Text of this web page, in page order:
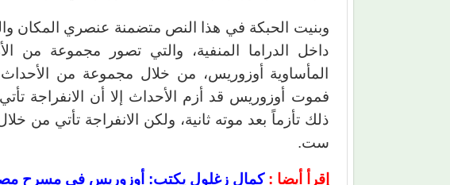
وبنيت الحبكة في هذا النص متضمنة عنصري المكان
داخل الدراما المنفية، والتي تصور مجموعة من
المأساوية أوزوريس، من خلال مجموعة من
فموت أوزوريس قد أزم الأحداث إلا أن الانفراجة
ذلك تأزماً بعد موته ثانية، ولكن الانفراجة تأتي من
ست.
إقرأ أيضا :كمال زغلول يكتب: أوزوريس في مسرح مصر